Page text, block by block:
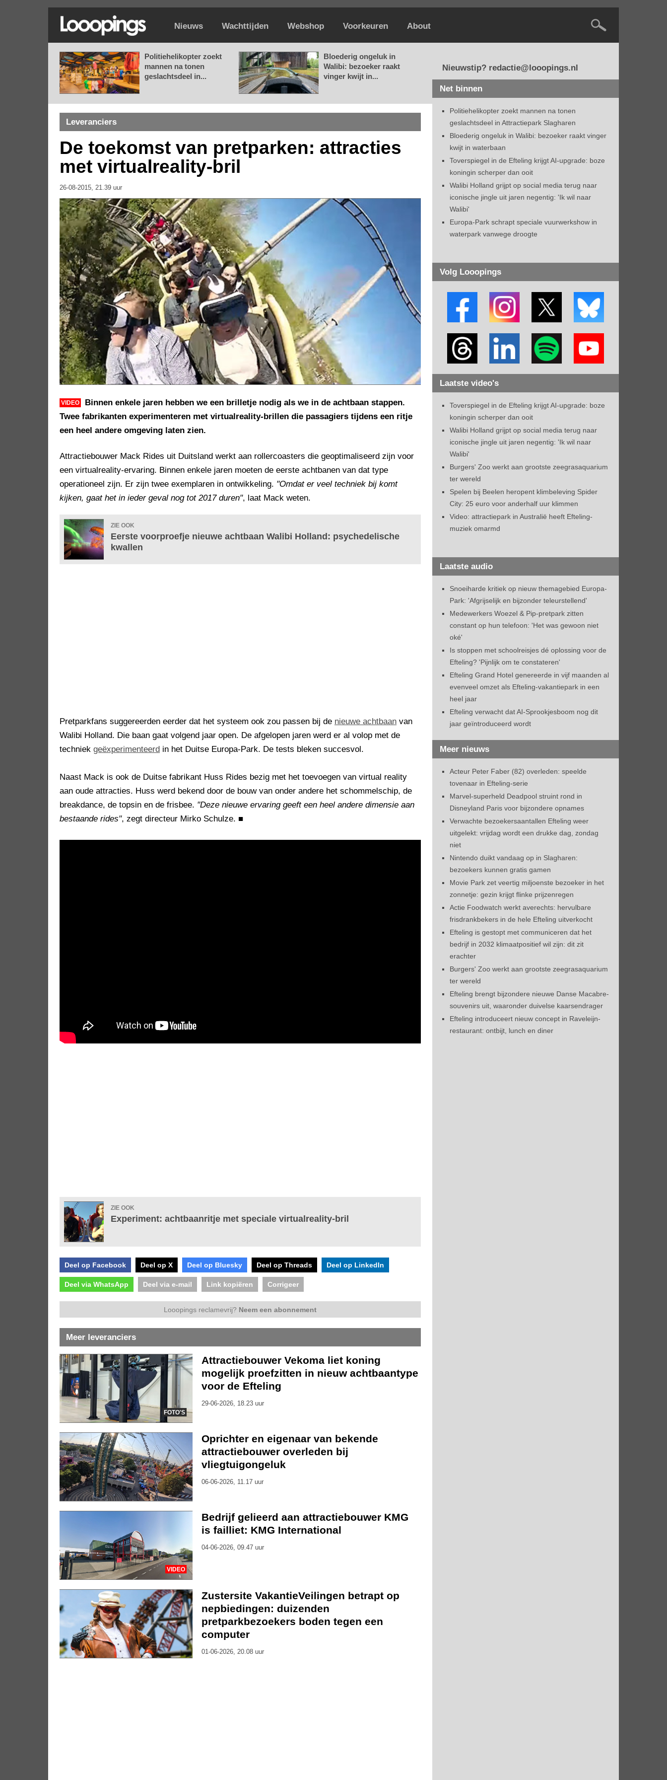
Nieuws Wachttijden Webshop Voorkeuren About
Politiehelikopter zoekt
mannen na tonen
geslachtsdeel in...
Bloederig ongeluk in
Walibi: bezoeker raakt
vinger kwijt in...
Leveranciers
De toekomst van pretparken: attracties
met virtualreality-bril
26-08-2015, 21.39 uur
VIDEO
Binnen enkele jaren hebben we een brilletje nodig als we in de achtbaan stappen.
Twee fabrikanten experimenteren met virtualreality-brillen die passagiers tijdens een ritje
een heel andere omgeving laten zien.
Attractiebouwer Mack Rides uit Duitsland werkt aan rollercoasters die geoptimaliseerd zijn voor
een virtualreality-ervaring. Binnen enkele jaren moeten de eerste achtbanen van dat type
operationeel zijn. Er zijn twee exemplaren in ontwikkeling. "Omdat er veel techniek bij komt
kijken, gaat het in ieder geval nog tot 2017 duren", laat Mack weten.
ZIE OOK
Eerste voorproefje nieuwe achtbaan Walibi Holland: psychedelische
kwallen
Pretparkfans suggereerden eerder dat het systeem ook zou passen bij de nieuwe achtbaan van
Walibi Holland. Die baan gaat volgend jaar open. De afgelopen jaren werd er al volop met de
techniek geëxperimenteerd in het Duitse Europa-Park. De tests bleken succesvol.
Naast Mack is ook de Duitse fabrikant Huss Rides bezig met het toevoegen van virtual reality
aan oude attracties. Huss werd bekend door de bouw van onder andere het schommelschip, de
breakdance, de topsin en de frisbee. "Deze nieuwe ervaring geeft een heel andere dimensie aan
bestaande rides", zegt directeur Mirko Schulze. ■
ZIE OOK
Experiment: achtbaanritje met speciale virtualreality-bril
Deel op Facebook Deel op X Deel op Bluesky Deel op Threads Deel op LinkedIn
Deel via WhatsApp Deel via e-mail Link kopiëren Corrigeer
Looopings reclamevrij? Neem een abonnement
Meer leveranciers
FOTO'S
Attractiebouwer Vekoma liet koning
mogelijk proefzitten in nieuw achtbaantype
voor de Efteling
29-06-2026, 18.23 uur
Oprichter en eigenaar van bekende
attractiebouwer overleden bij
vliegtuigongeluk
06-06-2026, 11.17 uur
VIDEO
Bedrijf gelieerd aan attractiebouwer KMG
is failliet: KMG International
04-06-2026, 09.47 uur
Zustersite VakantieVeilingen betrapt op
nepbiedingen: duizenden
pretparkbezoekers boden tegen een
computer
01-06-2026, 20.08 uur
Nieuwstip? redactie@looopings.nl
Net binnen
Politiehelikopter zoekt mannen na tonen
geslachtsdeel in Attractiepark Slagharen
Bloederig ongeluk in Walibi: bezoeker raakt vinger
kwijt in waterbaan
Toverspiegel in de Efteling krijgt AI-upgrade: boze
koningin scherper dan ooit
Walibi Holland grijpt op social media terug naar
iconische jingle uit jaren negentig: 'Ik wil naar
Walibi'
Europa-Park schrapt speciale vuurwerkshow in
waterpark vanwege droogte
Volg Looopings
Laatste video's
Toverspiegel in de Efteling krijgt AI-upgrade: boze
koningin scherper dan ooit
Walibi Holland grijpt op social media terug naar
iconische jingle uit jaren negentig: 'Ik wil naar
Walibi'
Burgers' Zoo werkt aan grootste zeegrasaquarium
ter wereld
Spelen bij Beelen heropent klimbeleving Spider
City: 25 euro voor anderhalf uur klimmen
Video: attractiepark in Australië heeft Efteling-
muziek omarmd
Laatste audio
Snoeiharde kritiek op nieuw themagebied Europa-
Park: 'Afgrijselijk en bijzonder teleurstellend'
Medewerkers Woezel & Pip-pretpark zitten
constant op hun telefoon: 'Het was gewoon niet
oké'
Is stoppen met schoolreisjes dé oplossing voor de
Efteling? 'Pijnlijk om te constateren'
Efteling Grand Hotel genereerde in vijf maanden al
evenveel omzet als Efteling-vakantiepark in een
heel jaar
Efteling verwacht dat AI-Sprookjesboom nog dit
jaar geïntroduceerd wordt
Meer nieuws
Acteur Peter Faber (82) overleden: speelde
tovenaar in Efteling-serie
Marvel-superheld Deadpool struint rond in
Disneyland Paris voor bijzondere opnames
Verwachte bezoekersaantallen Efteling weer
uitgelekt: vrijdag wordt een drukke dag, zondag
niet
Nintendo duikt vandaag op in Slagharen:
bezoekers kunnen gratis gamen
Movie Park zet veertig miljoenste bezoeker in het
zonnetje: gezin krijgt flinke prijzenregen
Actie Foodwatch werkt averechts: hervulbare
frisdrankbekers in de hele Efteling uitverkocht
Efteling is gestopt met communiceren dat het
bedrijf in 2032 klimaatpositief wil zijn: dit zit
erachter
Burgers' Zoo werkt aan grootste zeegrasaquarium
ter wereld
Efteling brengt bijzondere nieuwe Danse Macabre-
souvenirs uit, waaronder duivelse kaarsendrager
Efteling introduceert nieuw concept in Raveleijn-
restaurant: ontbijt, lunch en diner